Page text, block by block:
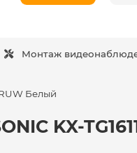
Монтаж
Белый
KX-